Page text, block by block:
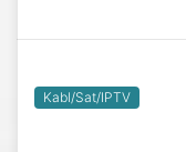
Kabl/Sat/IPTV